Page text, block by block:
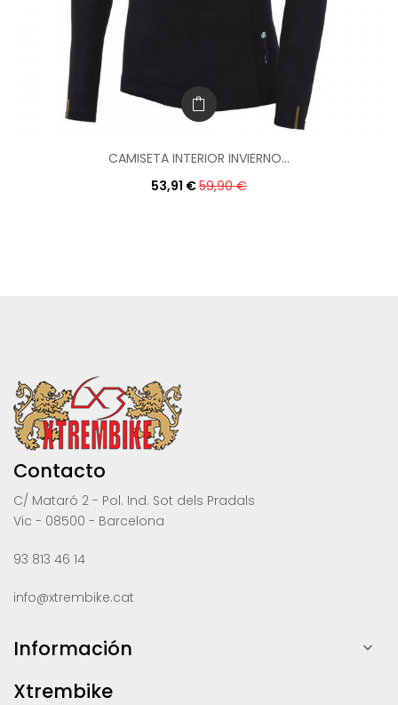
CAMISETA INTERIOR INVIERNO...
53,91 €59,90 €
Contacto
C/ Mataró 2 - Pol. Ind. Sot dels Pradals
Vic - 08500 - Barcelona
93 813 46 14
info@xtrembike.cat
Información 
Xtrembike